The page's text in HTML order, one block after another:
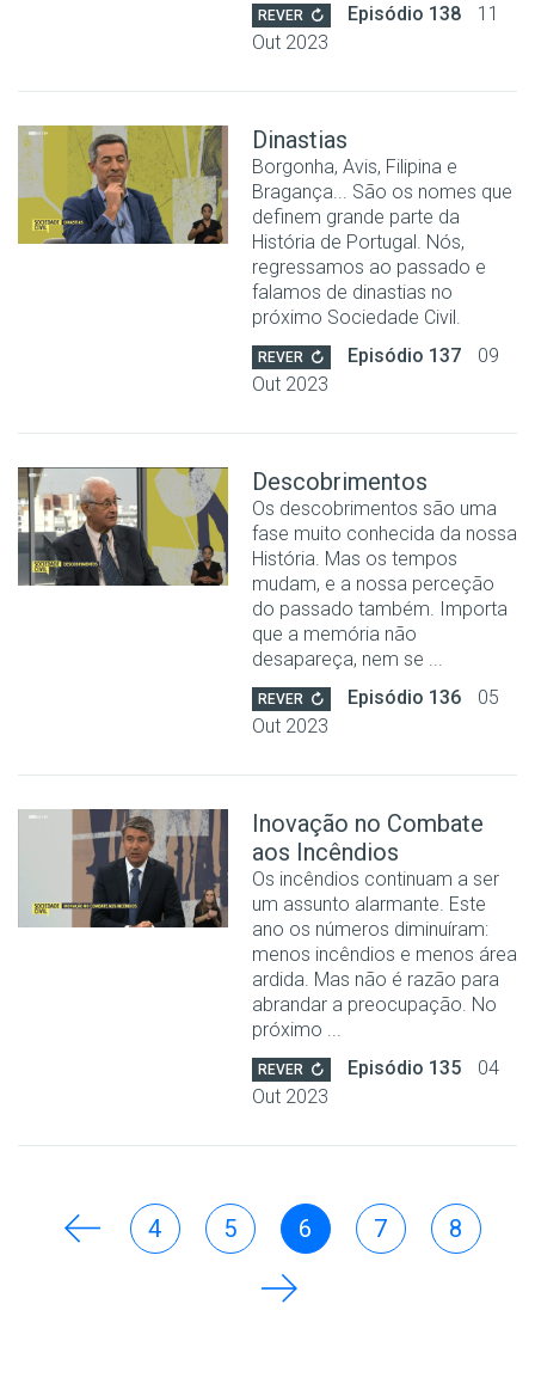
REVER Episódio 138
11
Out 2023
Dinastias
Borgonha, Avis, Filipina e
Bragança... São os nomes que
definem grande parte da
História de Portugal. Nós,
regressamos ao passado e
falamos de dinastias no
próximo Sociedade Civil.
REVER Episódio 137
09
Out 2023
Descobrimentos
Os descobrimentos são uma
fase muito conhecida da nossa
História. Mas os tempos
mudam, e a nossa perceção
do passado também. Importa
que a memória não
desapareça, nem se ...
REVER Episódio 136
05
Out 2023
Inovação no Combate
aos Incêndios
Os incêndios continuam a ser
um assunto alarmante. Este
ano os números diminuíram:
menos incêndios e menos área
ardida. Mas não é razão para
abrandar a preocupação. No
próximo ...
REVER Episódio 135
04
Out 2023
4 5 6 7 8